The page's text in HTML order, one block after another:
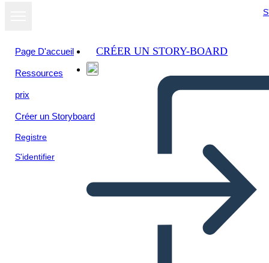
Page D'accueil
Ressources
prix
Créer un Storyboard
Registre
S'identifier
CRÉER UN STORY-BOARD